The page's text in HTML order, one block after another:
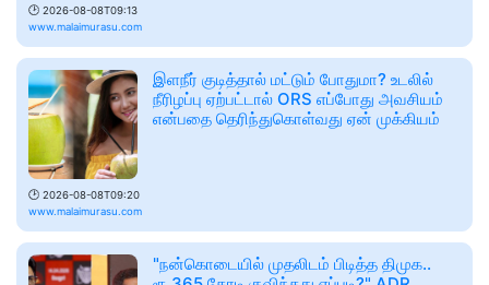
🕑 2026-08-08T09:13
www.malaimurasu.com
🕑 2026-08-08T09:20
www.malaimurasu.com
இளநீர் குடித்தால் மட்டும் போதுமா? உடலில்
நீரிழப்பு ஏற்பட்டால் ORS எப்போது அவசியம்
என்பதை தெரிந்துகொள்வது ஏன் முக்கியம்
"நன்கொடையில் முதலிடம் பிடித்த திமுக..